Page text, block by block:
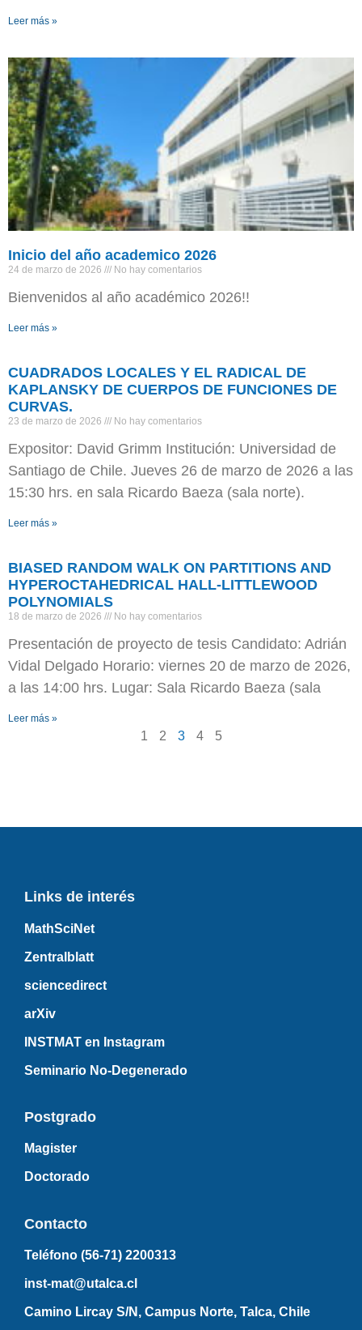
Leer más »
Inicio del año academico 2026
24 de marzo de 2026 No hay comentarios
Bienvenidos al año académico 2026!!
Leer más »
CUADRADOS LOCALES Y EL RADICAL DE
KAPLANSKY DE CUERPOS DE FUNCIONES DE
CURVAS.
23 de marzo de 2026 No hay comentarios
Expositor: David Grimm Institución: Universidad de
Santiago de Chile. Jueves 26 de marzo de 2026 a las
15:30 hrs. en sala Ricardo Baeza (sala norte).
Leer más »
BIASED RANDOM WALK ON PARTITIONS AND
HYPEROCTAHEDRICAL HALL-LITTLEWOOD
POLYNOMIALS
18 de marzo de 2026 No hay comentarios
Presentación de proyecto de tesis Candidato: Adrián
Vidal Delgado Horario: viernes 20 de marzo de 2026,
a las 14:00 hrs. Lugar: Sala Ricardo Baeza (sala
Leer más »
1 2 3 4 5
Links de interés
MathSciNet
Zentralblatt
sciencedirect
arXiv
INSTMAT en Instagram
Seminario No-Degenerado
Postgrado
Magister
Doctorado
Contacto
Teléfono (56-71) 2200313
inst-mat@utalca.cl
Camino Lircay S/N, Campus Norte, Talca, Chile